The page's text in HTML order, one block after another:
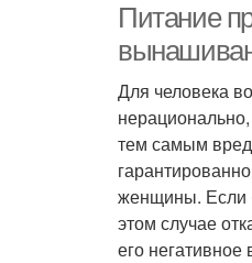
Питание
Для человека
тем самым вред
женщины. Если
этом случае
его негативное